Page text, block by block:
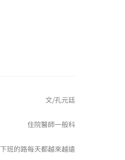
文/孔元廷
住院醫師一般科
下班的路每天都越來越遠